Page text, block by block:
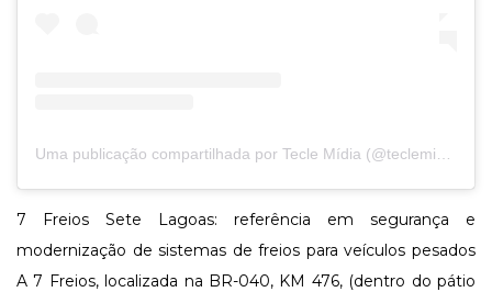
7 Freios Sete Lagoas: referência em segurança e
modernização de sistemas de freios para veículos pesados
A 7 Freios, localizada na BR-040, KM 476, (dentro do pátio